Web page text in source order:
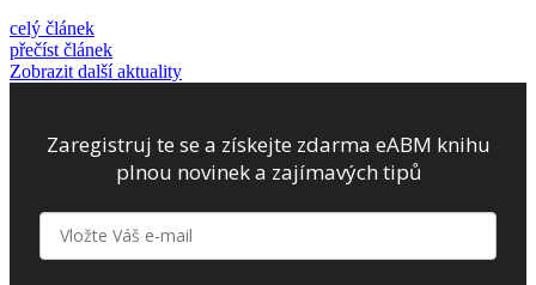
celý článek
přečíst článek
Zobrazit další aktuality
Zaregistruj te se a získejte zdarma eABM knihu
plnou novinek a zajímavých tipů